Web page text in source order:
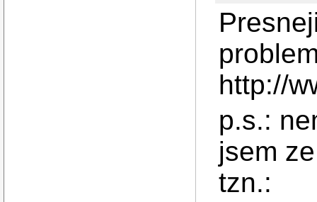
http://
p.s.:
jsem
tzn.: